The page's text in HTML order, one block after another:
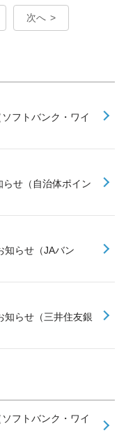
次へ
フトバンク・ワイ
せ（自治体ポイン
知らせ（JAバン
知らせ（三井住友銀
フトバンク・ワイ